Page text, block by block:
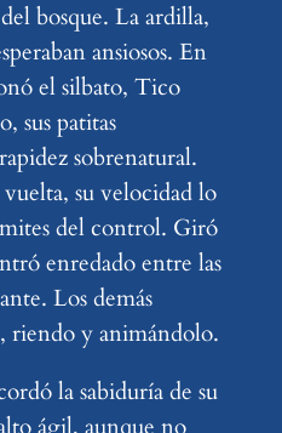
bosque. La ardilla,
ansiosos. En
el silbato, Tico
sus patitas
sobrenatural.
su velocidad lo
del control. Giró
enredado entre las
Los demás
riendo y animándolo.
la sabiduría de su